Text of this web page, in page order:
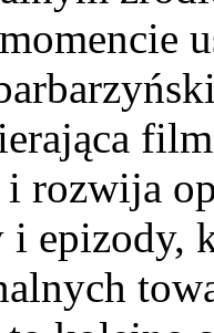
rozwija
i epizody,